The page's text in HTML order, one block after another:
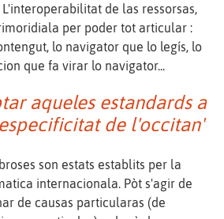
L'interoperabilitat de las ressorsas,
per poder tot articular :
lo navigator que lo legís, lo
que fa virar lo navigator...
aqueles estandards a
de l'occitan"
son estats establits per la
internacionala. Pòt s'agir de
de causas particularas (de